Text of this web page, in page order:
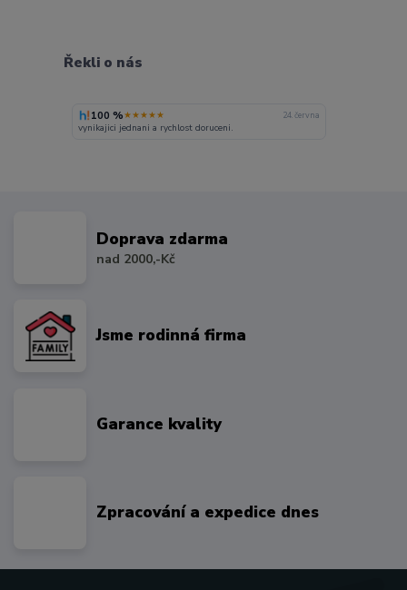
Řekli o nás
100 %★★★★★ 24. června
vynikajici jednani a rychlost doruceni.
Doprava zdarma
nad 2000,-Kč
Jsme rodinná firma
Garance kvality
Zpracování a expedice dnes